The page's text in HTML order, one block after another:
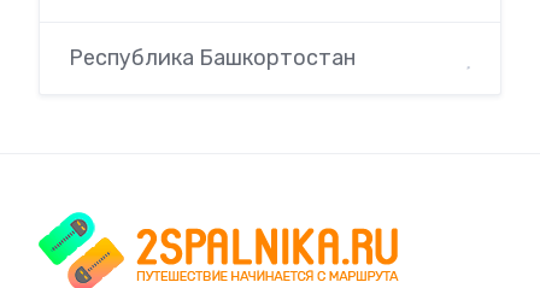
Республика Башкортостан